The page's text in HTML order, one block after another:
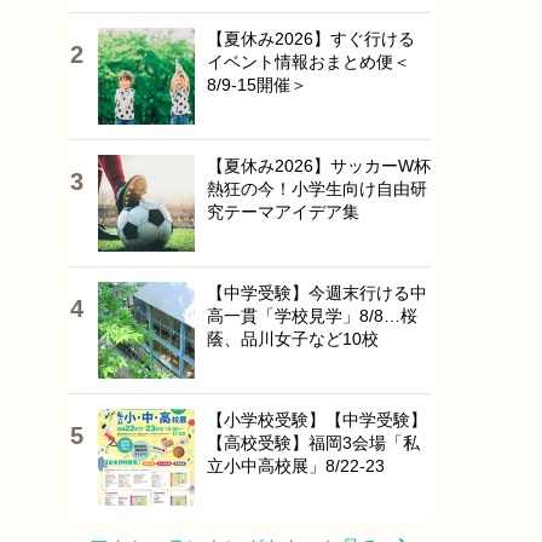
【夏休み2026】すぐ行ける
イベント情報おまとめ便＜
8/9-15開催＞
【夏休み2026】サッカーW杯
熱狂の今！小学生向け自由研
究テーマアイデア集
【中学受験】今週末行ける中
高一貫「学校見学」8/8…桜
蔭、品川女子など10校
【小学校受験】【中学受験】
【高校受験】福岡3会場「私
立小中高校展」8/22-23